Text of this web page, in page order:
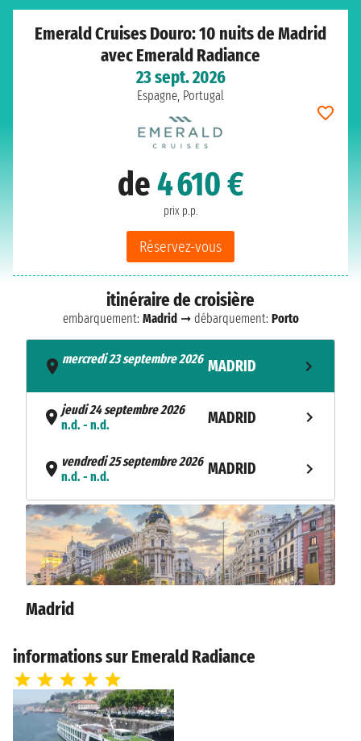
Emerald Cruises Douro: 10 nuits de Madrid
avec Emerald Radiance
23 sept. 2026
Espagne, Portugal
de4 610 €
prix p.p.
Réservez-vous
itinéraire de croisière
embarquement: Madrid➞ débarquement: Porto
mercredi 23 septembre 2026 MADRID
jeudi 24 septembre 2026
n.d. - n.d.
MADRID
vendredi 25 septembre 2026
n.d. - n.d.
MADRID
samedi 26 septembre 2026
n.d. - n.d.
MADRID
dimanche 27 septembre 2026
n.d. - n.d.
PINHÃO
lundi 28 septembre 2026
mardi 29 septembre 2026
n.d. - n.d.
VEGA DE
mercredi 30 septembre 2026
Madrid
informations sur Emerald Radiance